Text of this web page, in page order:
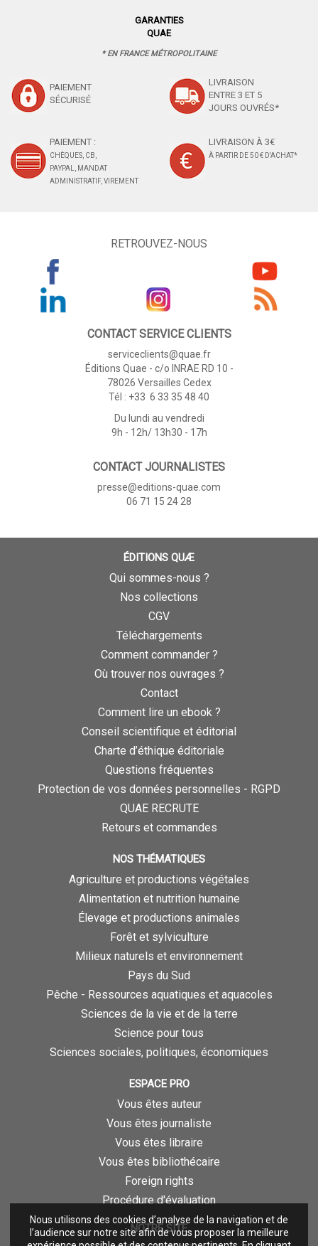
Nous utilisons des cookies d’analyse de la navigation et de
l’audience sur notre site afin de vous proposer la meilleure
GARANTIES
QUAE
* EN FRANCE MÉTROPOLITAINE
PAIEMENT
SÉCURISÉ
LIVRAISON
ENTRE 3 ET 5
JOURS OUVRÉS*
PAIEMENT :
CHÈQUES, CB,
PAYPAL, MANDAT
ADMINISTRATIF, VIREMENT
LIVRAISON À 3€
À PARTIR DE 50 € D'ACHAT*
RETROUVEZ-NOUS
CONTACT SERVICE CLIENTS
serviceclients@quae.fr
Éditions Quae - c/o INRAE RD 10 -
78026 Versailles Cedex
Tél : +33 6 33 35 48 40
Du lundi au vendredi
9h - 12h/ 13h30 - 17h
CONTACT JOURNALISTES
presse@editions-quae.com
06 71 15 24 28
ÉDITIONS QUÆ
Qui sommes-nous ?
Nos collections
CGV
Téléchargements
Comment commander ?
Où trouver nos ouvrages ?
Contact
Comment lire un ebook ?
Conseil scientifique et éditorial
Charte d’éthique éditoriale
Questions fréquentes
Protection de vos données personnelles - RGPD
QUAE RECRUTE
Retours et commandes
NOS THÉMATIQUES
Agriculture et productions végétales
Alimentation et nutrition humaine
Élevage et productions animales
Forêt et sylviculture
Milieux naturels et environnement
Pays du Sud
Pêche - Ressources aquatiques et aquacoles
Sciences de la vie et de la terre
Science pour tous
Sciences sociales, politiques, économiques
ESPACE PRO
Vous êtes auteur
Vous êtes journaliste
Vous êtes libraire
Vous êtes bibliothécaire
Foreign rights
Procédure d'évaluation
NOTRE SITE